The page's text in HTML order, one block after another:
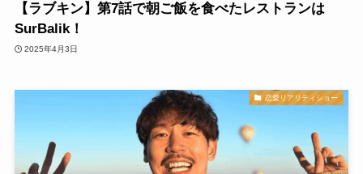
【ラブキン】第7話で朝ご飯を食べたレストランは
SurBalik！
2025年4月3日
恋愛リアリティショー